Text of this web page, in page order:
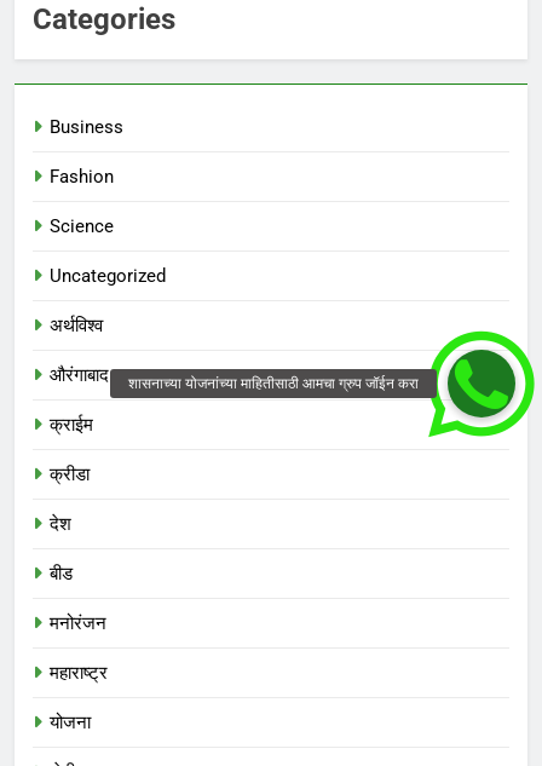
Categories
Business
Fashion
Science
Uncategorized
अर्थविश्व
औरंगाबाद
क्राईम
क्रीडा
देश
बीड
मनोरंजन
महाराष्ट्र
योजना